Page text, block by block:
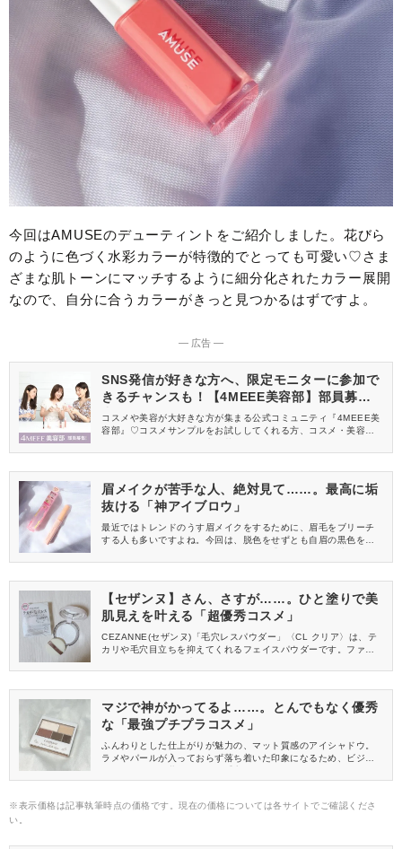
今回はAMUSEのデューティントをご紹介しました。花びら
のように色づく水彩カラーが特徴的でとっても可愛い♡さま
ざまな肌トーンにマッチするように細分化されたカラー展開
なので、自分に合うカラーがきっと見つかるはずですよ。
― 広告 ―
SNS発信が好きな方へ、限定モニターに参加で
きるチャンスも！【4MEEE美容部】部員募集
中
コスメや美容が大好きな方が集まる公式コミュニティ『4MEEE美
容部』♡コスメサンプルをお試ししてくれる方、コスメ・美容情報
眉メイクが苦手な人、絶対見て……。最高に垢
抜ける「神アイブロウ」
最近ではトレンドのうす眉メイクをするために、眉毛をブリーチ
する人も多いですよね。今回は、脱色をせずとも自眉の黒色を隠
カラ」をご紹介します！発売当初は入手困難になるほど大人気だ
よ♡
【セザンヌ】さん、さすが……。ひと塗りで美
肌見えを叶える「超優秀コスメ」
CEZANNE(セザンヌ)「毛穴レスパウダー」〈CL クリア〉は、テ
カリや毛穴目立ちを抑えてくれるフェイスパウダーです。ファン
にも使いやすい万能品。今回は、こちらのフェイスパウダーをレ
マジで神がかってるよ……。とんでもなく優秀
な「最強プチプラコスメ」
ふんわりとした仕上がりが魅力の、マット質感のアイシャドウ。
ラメやパールが入っておらず落ち着いた印象になるため、ビジネ
トなアイシャドウを探している方におすすめなのが、CANMAKE
ら、今回は新色をご紹介します。
※表示価格は記事執筆時点の価格です。現在の価格については各サイトでご確認くださ
い。